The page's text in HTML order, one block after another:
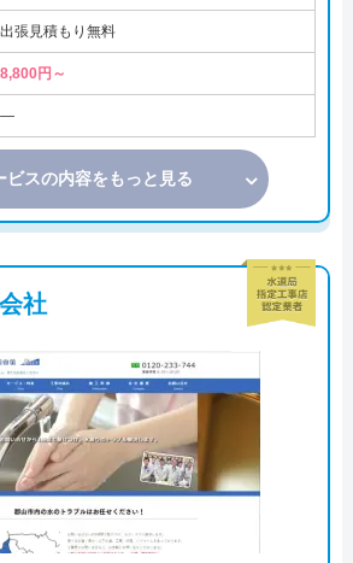
出張見積もり無料
8,800円～
―
ビスの内容をもっと見る
社